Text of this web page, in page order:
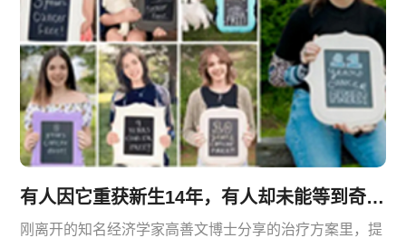
有人因它重获新生14年，有人却未能等到奇迹——CAR-T疗法到底能救谁？
刚离开的知名经济学家高善文博士分享的治疗方案里，提